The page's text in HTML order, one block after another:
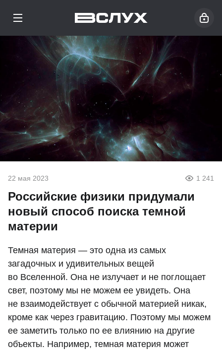
22 мая 2023 1 241
Российские физики придумали
новый способ поиска темной
материи
Темная материя — это одна из самых
загадочных и удивительных вещей
во Вселенной. Она не излучает и не поглощает
свет, поэтому мы не можем ее увидеть. Она
не взаимодействует с обычной материей никак,
кроме как через гравитацию. Поэтому мы можем
ее заметить только по ее влиянию на другие
объекты. Например, темная материя может